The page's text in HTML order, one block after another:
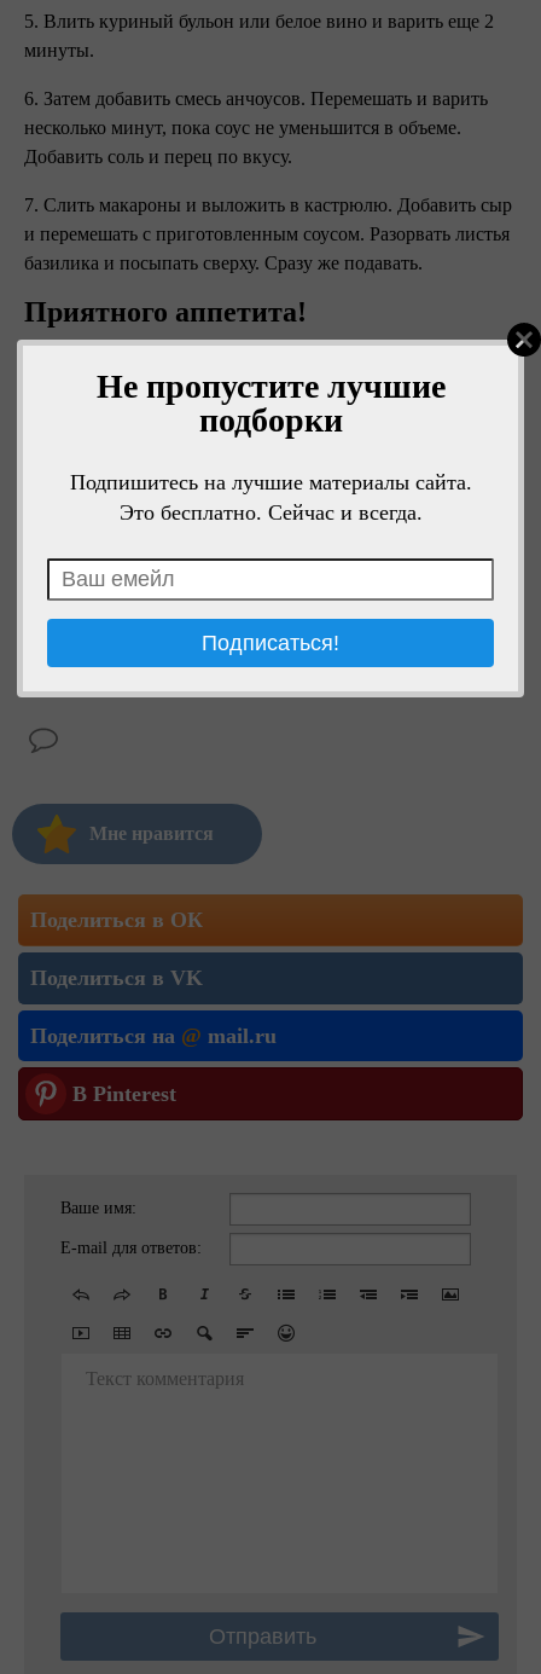
Не пропустите лучшие
подборки
Подпишитесь на лучшие материалы сайта.
Это бесплатно. Сейчас и всегда.
5. Влить куриный бульон или белое вино и варить еще 2
минуты.
6. Затем добавить смесь анчоусов. Перемешать и варить
несколько минут, пока соус не уменьшится в объеме.
Добавить соль и перец по вкусу.
7. Слить макароны и выложить в кастрюлю. Добавить сыр
и перемешать с приготовленным соусом. Разорвать листья
базилика и посыпать сверху. Сразу же подавать.
Приятного аппетита!
Мне нравится
Поделиться в ОК
Поделиться в VK
Поделиться на @ mail.ru
В Pinterest
Ваше имя:
E-mail для ответов:
Текст комментария